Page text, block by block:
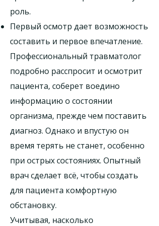
роль.
Первый осмотр дает возможность
составить и первое впечатление.
Профессиональный травматолог
подробно расспросит и осмотрит
пациента, соберет воедино
информацию о состоянии
организма, прежде чем поставить
диагноз. Однако и впустую он
время терять не станет, особенно
при острых состояниях. Опытный
врач сделает всё, чтобы создать
для пациента комфортную
обстановку.
Учитывая, насколько